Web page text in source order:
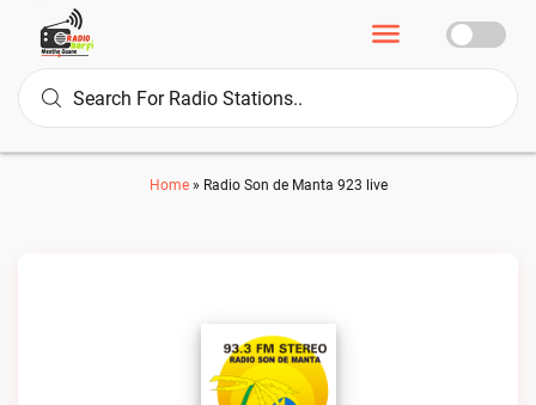
Home» Radio Son de Manta 923 live